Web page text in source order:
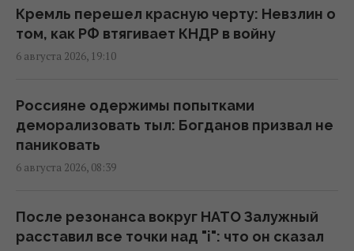
Фейковые скидки и ценовые ловушки:
17:48 пятница, 07 августа 2026
Россияне массированно атаковали
17:27 пятница, 07 августа 2026
Кремль перешел красную черту: Невзлин о
том, как РФ втягивает КНДР в войну
6 августа 2026, 19:10
Россияне одержимы попытками
деморализовать тыл: Богданов призвал не
паниковать
6 августа 2026, 08:39
После резонанса вокруг НАТО Залужный
расставил все точки над "i": что он сказал